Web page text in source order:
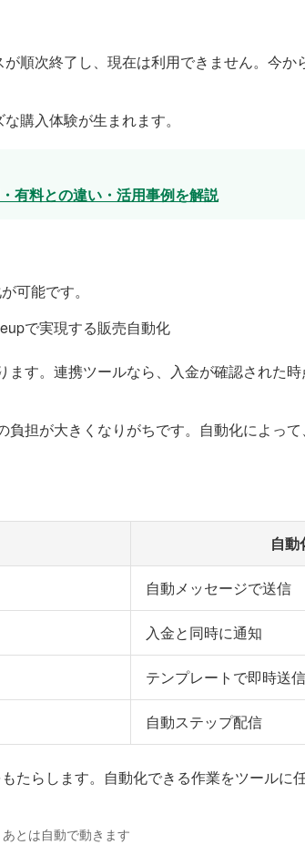
順次終了し、現在は利用できません。今か
購入体験が生まれます。
有料との違い・活用事例を解説
可能です。
す。連携ツールなら、入金が確認された
担が大きくなりがちです。自動化によっ
自動
自動メッセージで送信
入金と同時に通知
テンプレートで即時送信
自動ステップ配信
たらします。自動化できる作業をツールに
とは自動で動きます